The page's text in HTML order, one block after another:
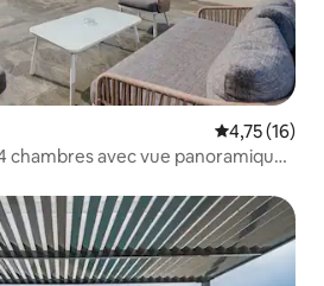
Évaluation
4,75 (16)
chambres avec vue panoramique